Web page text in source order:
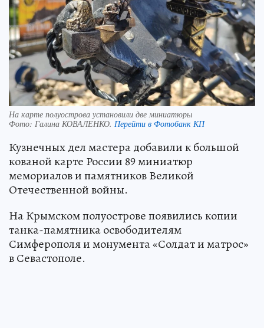
На карте полуострова установили две миниатюры
Фото: Галина КОВАЛЕНКО. Перейти в Фотобанк КП
Кузнечных дел мастера добавили к большой
кованой карте России 89 миниатюр
мемориалов и памятников Великой
Отечественной войны.
На Крымском полуострове появились копии
танка-памятника освободителям
Симферополя и монумента «Солдат и матрос»
в Севастополе.